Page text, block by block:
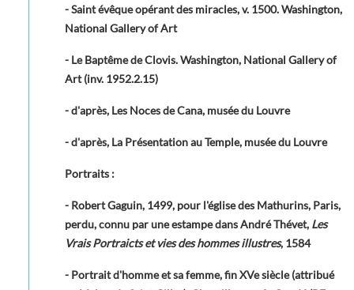
- Saint évêque opérant des miracles, v. 1500. Washington,
National Gallery of Art
- Le Baptême de Clovis. Washington, National Gallery of
Art (inv. 1952.2.15)
- d'après, Les Noces de Cana, musée du Louvre
- d'après, La Présentation au Temple, musée du Louvre
Portraits :
- Robert Gaguin, 1499, pour l'église des Mathurins, Paris,
perdu, connu par une estampe dans André Thévet, Les
Vrais Portraicts et vies des hommes illustres, 1584
- Portrait d'homme et sa femme, fin XVe siècle (attribué